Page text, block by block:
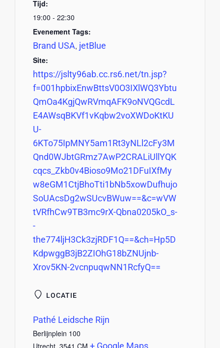
Tijd:
19:00 - 22:30
Evenement Tags:
Brand USA, jetBlue
Site:
https://jslty96ab.cc.rs6.net/tn.jsp?
f=001hpbixEnwBttsV0O3IXlWQ3Ybtu
QmOa4KgjQwRVmqAFK9oNVQGcdL
E4AWsqBKVf1vKqbw2voXWDoKtKU
U-
6KTo75IpMNY5am1Rt3yNLl2cFy3M
Qnd0WJbtGRmz7AwP2CRALiUllYQK
cqcs_Zkb0v4Bioso9Mo21DFuIXfMy
w8eGM1CtjBhoTti1bNb5xowDufhujo
SoUAcsDg2wSUcvBWuw==&c=wVW
tVRfhCw9TB3mc9rX-Qbna0205kO_s-
-
the774ljH3Ck3zjRDF1Q==&ch=Hp5D
KdpwggB3jB2ZIOhG18bZNUjnb-
Xrov5KN-2vcnpuqwNN1RcfyQ==
LOCATIE
Pathé Leidsche Rijn
Berlijnplein 100